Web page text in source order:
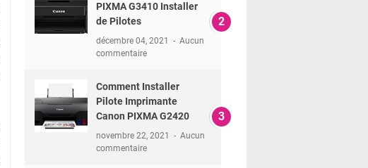
PIXMA G3410 Installer
de Pilotes
décembre 04, 2021
Aucun
commentaire
Comment Installer
Pilote Imprimante
Canon PIXMA G2420
novembre 22, 2021
Aucun
commentaire